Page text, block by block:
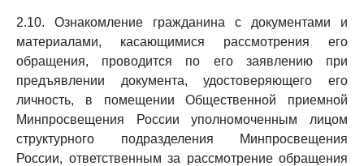
2.10. Ознакомление гражданина с документами и
материалами, касающимися рассмотрения его
обращения, проводится по его заявлению при
предъявлении документа, удостоверяющего его
личность, в помещении Общественной приемной
Минпросвещения России уполномоченным лицом
структурного подразделения Минпросвещения
России, ответственным за рассмотрение обращения